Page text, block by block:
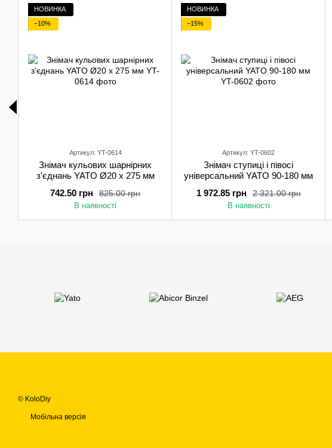
НОВИНКА
−10%
Артикул: YT-0614
Знімач кульових шарнірних
з'єднань YATO Ø20 x 275 мм
825.00 грн
742.50 грн
В наявності
НОВИНКА
−15%
Артикул: YT-0602
Знімач ступиці і півосі
універсальний YATO 90-180 мм
2 321.00 грн
1 972.85 грн
В наявності
© KoloDiy
Мобільна версія